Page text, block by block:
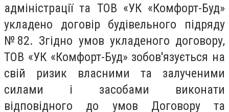
адміністрації та ТОВ «УК «Комфорт-Буд»
укладено договір будівельного підряду
№82. Згідно умов укладеного договору,
ТОВ «УК «Комфорт-Буд» зобов'язується на
свій ризик власними та залученими
силами і засобами виконати
відповідного до умов Договору та